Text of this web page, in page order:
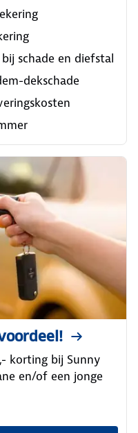
schade en diefstal
dekschade
korting bij Sunny
en/of een jonge